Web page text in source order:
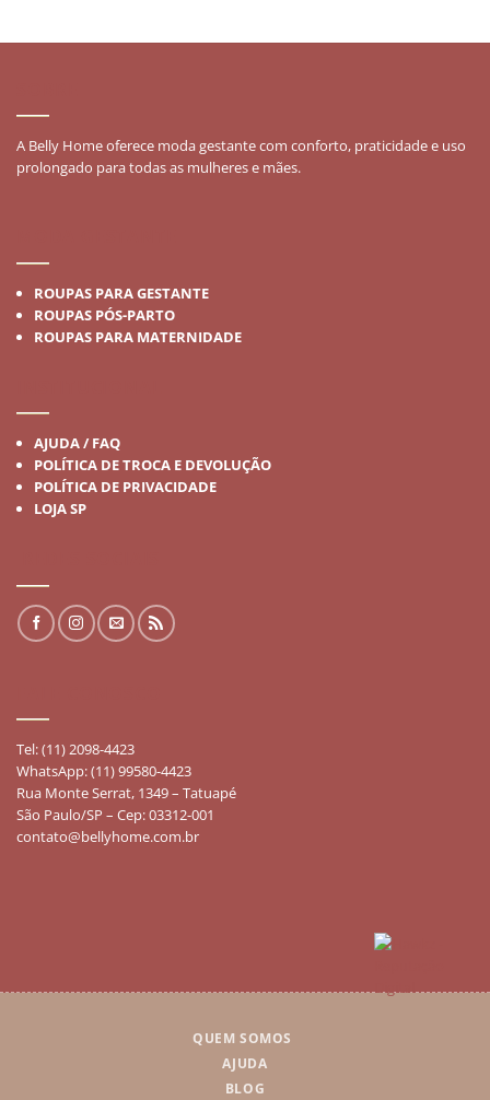
A Belly Home oferece moda gestante com conforto, praticidade e uso
prolongado para todas as mulheres e mães.
ROUPAS PARA GESTANTE
ROUPAS PÓS-PARTO
ROUPAS PARA MATERNIDADE
AJUDA / FAQ
POLÍTICA DE TROCA E DEVOLUÇÃO
POLÍTICA DE PRIVACIDADE
LOJA SP
Tel: (11) 2098-4423
WhatsApp: (11) 99580-4423
Rua Monte Serrat, 1349 – Tatuapé
São Paulo/SP – Cep: 03312-001
contato@bellyhome.com.br
QUEM SOMOS
AJUDA
BLOG